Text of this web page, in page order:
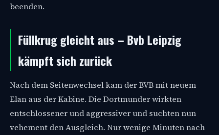
beenden.
Füllkrug gleicht aus – Bvb Leipzig
kämpft sich zurück
Nach dem Seitenwechsel kam der BVB mit neuem
Elan aus der Kabine. Die Dortmunder wirkten
entschlossener und aggressiver und suchten nun
vehement den Ausgleich. Nur wenige Minuten nach